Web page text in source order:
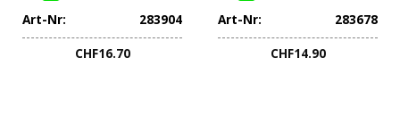
Art-Nr:
283904
CHF16.70
Art-Nr:
283678
CHF14.90